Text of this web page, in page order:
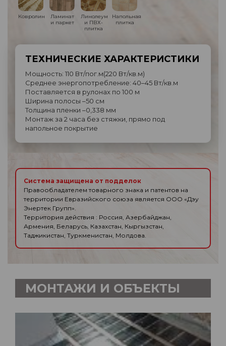
Ковролин
Ламинат
и паркет
Линолеум
и ПВХ-
плитка
Напольная
плитка
ТЕХНИЧЕСКИЕ ХАРАКТЕРИСТИКИ
Мощность: 110 Вт/пог.м(220 Вт/кв.м)
Среднее энергопотребление: 40–45 Вт/кв.м
Поставляется в рулонах по 100 м
Ширина полосы –50 см
Толщина пленки –0,338 мм
Монтаж за 2 часа без стяжки, прямо под
напольное покрытие
Система защищена от подделок
Правообладателем товарного знака и патентов на
территории Евразийского союза является ООО «Дэу
Энертек Групп».
Территория действия : Россия, Азербайджан,
Армения, Беларусь, Казахстан, Кыргызстан,
Таджикистан, Туркменистан, Молдова.
МОНТАЖИ И ОБЪЕКТЫ